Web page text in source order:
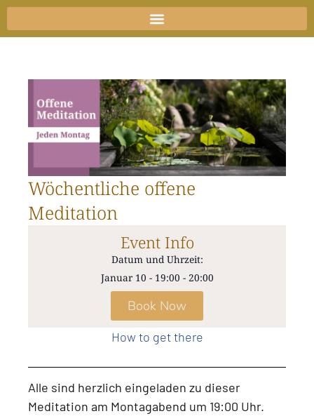
Zum
Inhalt
Wöchentliche offene
Meditation
Event Info
Datum und Uhrzeit:
Januar 10 - 19:00 - 20:00
Book Now
How to get there
Alle sind herzlich eingeladen zu dieser
Meditation am Montagabend um 19:00 Uhr.